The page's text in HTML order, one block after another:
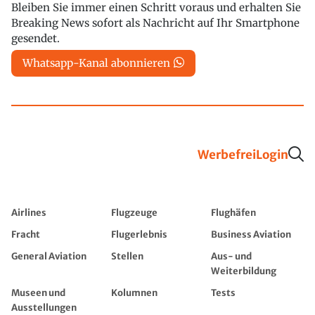
Bleiben Sie immer einen Schritt voraus und erhalten Sie
Breaking News sofort als Nachricht auf Ihr Smartphone
gesendet.
Whatsapp-Kanal abonnieren
WerbefreiLogin
Airlines Flugzeuge
Flughäfen
Fracht
Flugerlebnis
Business Aviation
General Aviation
Stellen
Aus- und
Weiterbildung
Museen und
Ausstellungen
Kolumnen Tests